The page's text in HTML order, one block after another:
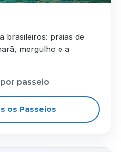
brasileiros: praias de
mergulho e a
por passeio
os Passeios